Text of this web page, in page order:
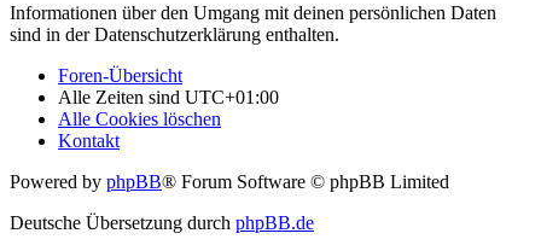
Informationen über den Umgang mit deinen persönlichen Daten
sind in der Datenschutzerklärung enthalten.
Foren-Übersicht
Alle Zeiten sind UTC+01:00
Alle Cookies löschen
Kontakt
Powered by phpBB® Forum Software © phpBB Limited
Deutsche Übersetzung durch phpBB.de